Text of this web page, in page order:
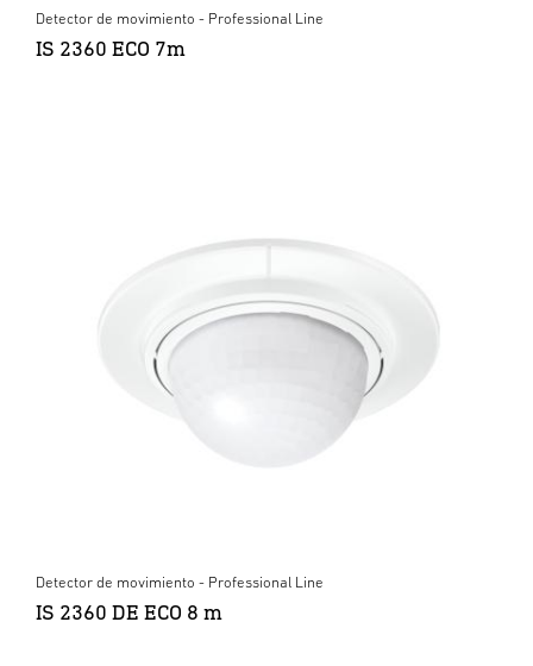
Detector de movimiento - Professional Line
IS 2360 ECO 7m
Detector de movimiento - Professional Line
IS 2360 DE ECO 8 m